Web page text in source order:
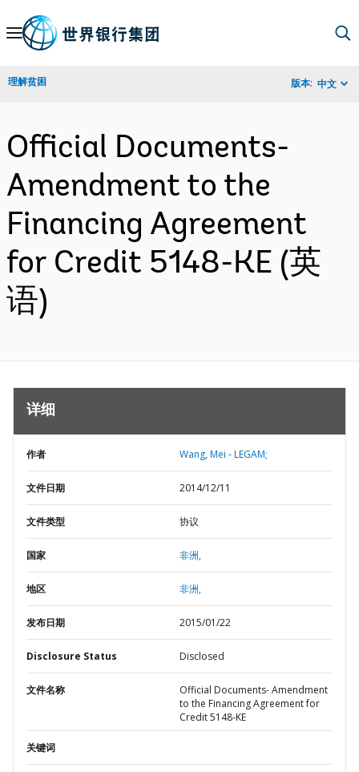
Skip
Navigation
理解贫困 版本: 中文
Official Documents-
Amendment to the
Financing Agreement
for Credit 5148-KE (英
语)
详细
作者 Wang, Mei - LEGAM;
文件日期 2014/12/11
文件类型 协议
国家 非洲,
地区 非洲,
发布日期 2015/01/22
Disclosure Status Disclosed
文件名称
Official Documents- Amendment
to the Financing Agreement for
Credit 5148-KE
关键词